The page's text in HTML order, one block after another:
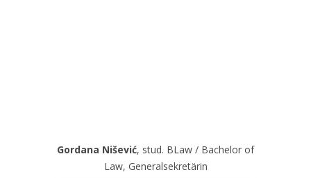
Gordana Nišević, stud. BLaw / Bachelor of
Law, Generalsekretärin